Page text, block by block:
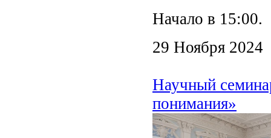
Начало в 15:00.
29 Ноября 2024
Научный
понимания»